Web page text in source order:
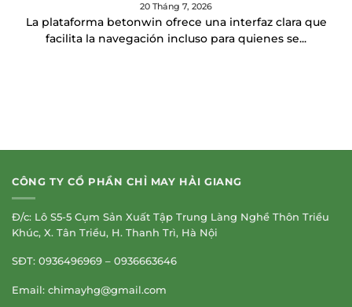
20 Tháng 7, 2026
La plataforma betonwin ofrece una interfaz clara que
facilita la navegación incluso para quienes se...
CÔNG TY CỔ PHẦN CHỈ MAY HẢI GIANG
Đ/c: Lô S5-5 Cụm Sản Xuất Tập Trung Làng Nghề Thôn Triều
Khúc, X. Tân Triều, H. Thanh Trì, Hà Nội
SĐT: 0936496969 – 0936663646
Email: chimayhg@gmail.com